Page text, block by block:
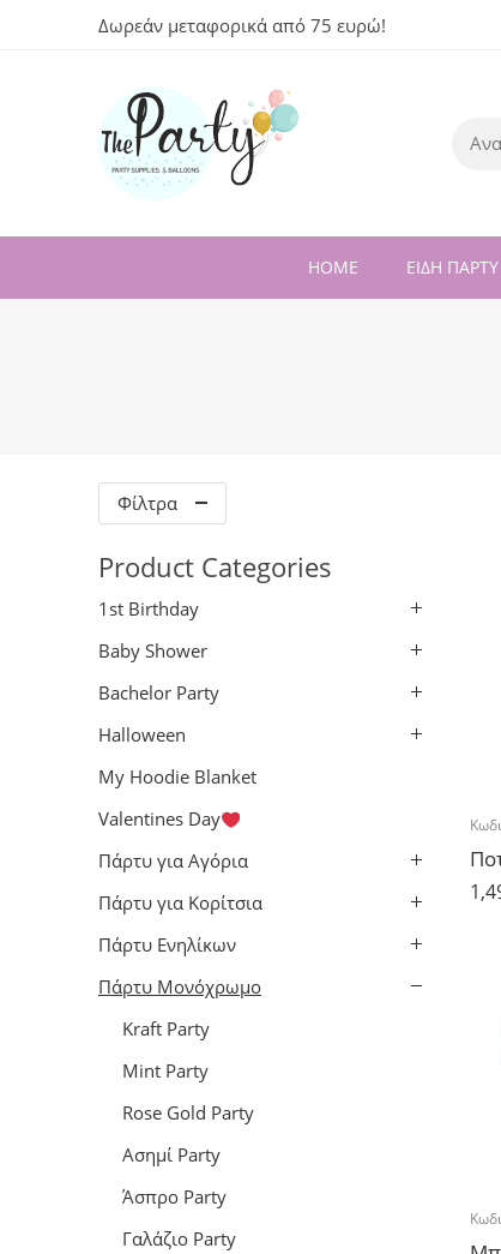
Δωρεάν μεταφορικά από 75 ευρώ!
HOME ΕΙΔΗ ΠΑΡΤΥ
Φίλτρα
Product Categories
1st Birthday
Baby Shower
Bachelor Party
Halloween
My Hoodie Blanket
Valentines Day
Πάρτυ για Αγόρια
Πάρτυ για Κορίτσια
Πάρτυ Ενηλίκων
Πάρτυ Μονόχρωμο
Kraft Party
Mint Party
Rose Gold Party
Ασημί Party
Άσπρο Party
Γαλάζιο Party